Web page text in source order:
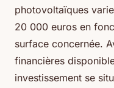
photovoltaïques
20 000 euros en
surface concernée.
financières
investissement se